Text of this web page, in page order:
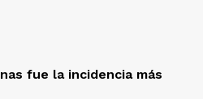
fue la incidencia más